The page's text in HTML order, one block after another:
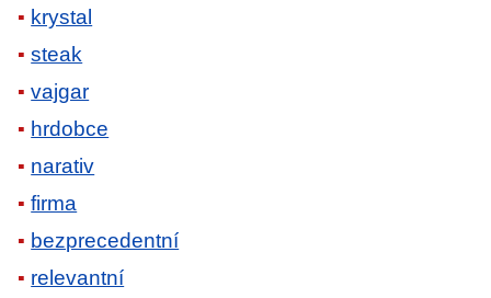
krystal
steak
vajgar
hrdobce
narativ
firma
bezprecedentní
relevantní